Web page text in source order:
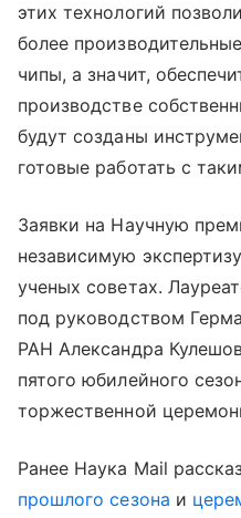
этих технологий
более
чипы, а значит,
производстве
будут созданы
готовые работать с
Заявки на Научную
независимую
ученых советах.
под руководством
РАН Александра
пятого юбилейного
торжественной
Ранее Наука Mail
прошлого сезона и